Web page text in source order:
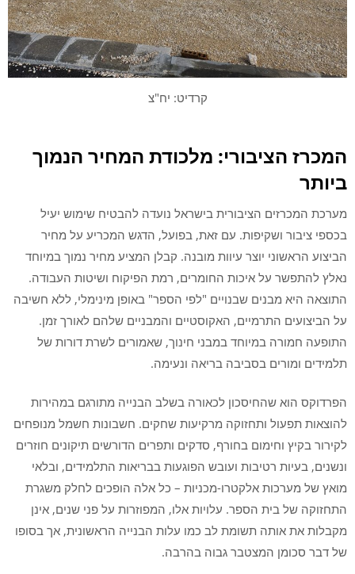
קרדיט: יח"צ
המכרז הציבורי: מלכודת המחיר הנמוך
ביותר
מערכת המכרזים הציבורית בישראל נועדה להבטיח שימוש יעיל
בכספי ציבור ושקיפות. עם זאת, בפועל, הדגש המכריע על מחיר
הביצוע הראשוני יוצר עיוות מובנה. קבלן המציע מחיר נמוך במיוחד
נאלץ להתפשר על איכות החומרים, רמת הפיקוח ושיטות העבודה.
התוצאה היא מבנים שבנויים "לפי הספר" באופן מינימלי, ללא חשיבה
על הביצועים התרמיים, האקוסטיים והמבניים שלהם לאורך זמן.
התופעה חמורה במיוחד במבני חינוך, שאמורים לשרת דורות של
תלמידים ומורים בסביבה בריאה ונעימה.
הפרדוקס הוא שהחיסכון לכאורה בשלב הבנייה מתורגם במהירות
להוצאות תפעול ותחזוקה מרקיעות שחקים. חשבונות חשמל מנופחים
לקירור בקיץ וחימום בחורף, סדקים ותפרים הדורשים תיקונים חוזרים
ונשנים, בעיות רטיבות ועובש הפוגעות בבריאות התלמידים, ובלאי
מואץ של מערכות אלקטרו-מכניות – כל אלה הופכים לחלק משגרת
התחזוקה של בית הספר. עלויות אלו, המפוזרות על פני שנים, אינן
מקבלות את אותה תשומת לב כמו עלות הבנייה הראשונית, אך בסופו
של דבר סכומן המצטבר גבוה בהרבה.